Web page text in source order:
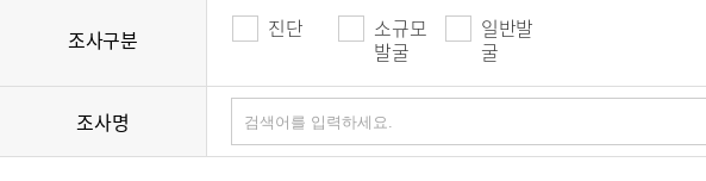
조사구분 진단
소규모
발굴
일반발
굴
조사명